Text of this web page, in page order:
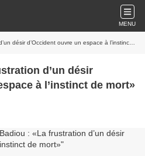
MENU
d’Occident ouvre un espace à l’instinct de mort»
d’un désir
à l’instinct de mort»